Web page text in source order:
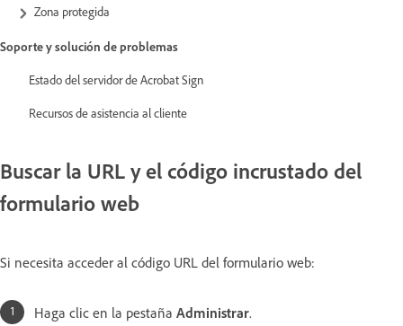
Zona protegida
Soporte y solución de problemas
Estado del servidor de Acrobat Sign
Recursos de asistencia al cliente
Buscar la URL y el código incrustado del
formulario web
Si necesita acceder al código URL del formulario web:
Haga clic en la pestaña Administrar.